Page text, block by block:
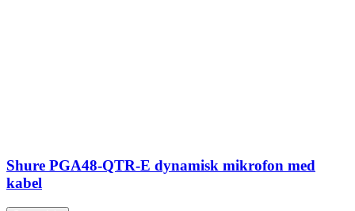
Shure PGA48-QTR-E dynamisk mikrofon med
kabel